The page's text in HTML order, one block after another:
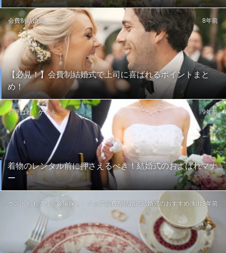
【必見！】会費制結婚式で上司に喜ばれるポイントまと
め！
会費制結婚式 8年前
着物のレンタル前に押さえるべき！結婚式のおよばれマナ
ー
お呼ばれ・ゲスト 9年前
ゲストおもてなし会場探し・フェア会費制結婚式結婚式のおすすめ演出 9年前